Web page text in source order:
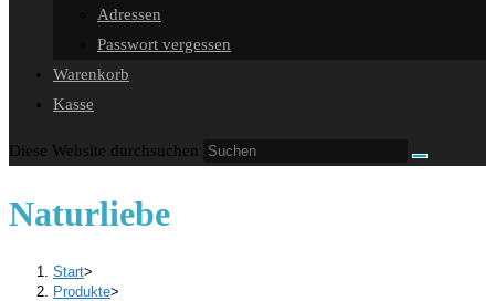
Adressen
Passwort vergessen
Warenkorb
Kasse
Diese Website durchsuchen
Naturliebe
Start>
Produkte>